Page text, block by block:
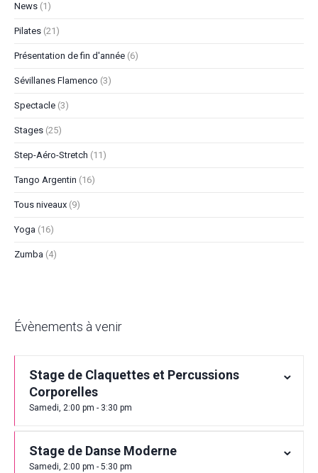
News (1)
Pilates (21)
Présentation de fin d'année (6)
Sévillanes Flamenco (3)
Spectacle (3)
Stages (25)
Step-Aéro-Stretch (11)
Tango Argentin (16)
Tous niveaux (9)
Yoga (16)
Zumba (4)
Évènements à venir
Stage de Claquettes et Percussions
Corporelles
Samedi, 2:00 pm - 3:30 pm
Stage de Danse Moderne
Samedi, 2:00 pm - 5:30 pm